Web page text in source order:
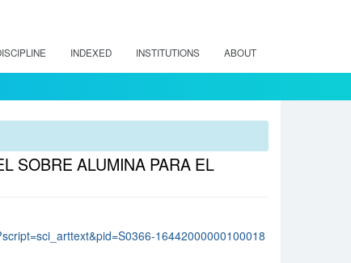
INDEXED INSTITUTIONS ABOUT
SOBRE ALUMINA PARA EL
16442000000100018